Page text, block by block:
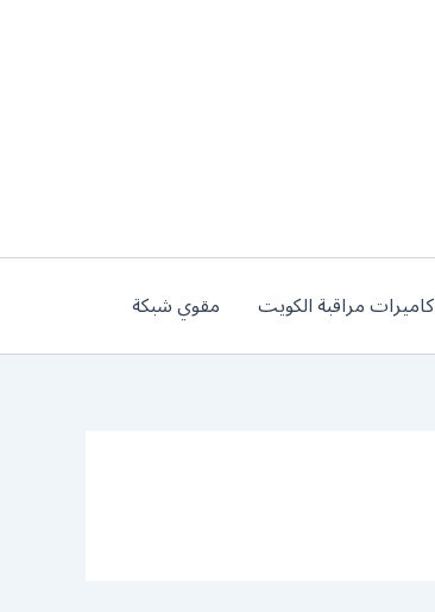
كاميرات مراقبة الكويت مقوي شبكة